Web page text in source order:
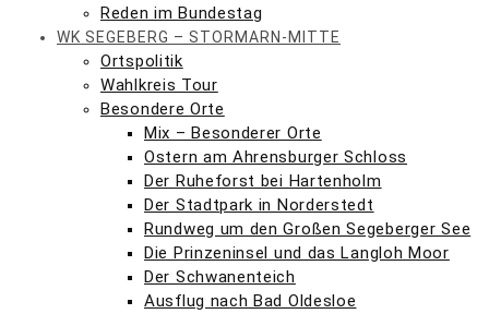
Reden im Bundestag
WK SEGEBERG – STORMARN-MITTE
Ortspolitik
Wahlkreis Tour
Besondere Orte
Mix – Besonderer Orte
Ostern am Ahrensburger Schloss
Der Ruheforst bei Hartenholm
Der Stadtpark in Norderstedt
Rundweg um den Großen Segeberger See
Die Prinzeninsel und das Langloh Moor
Der Schwanenteich
Ausflug nach Bad Oldesloe